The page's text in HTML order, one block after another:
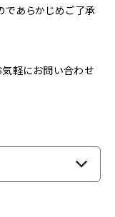
であらかじめご了承
軽にお問い合わせ